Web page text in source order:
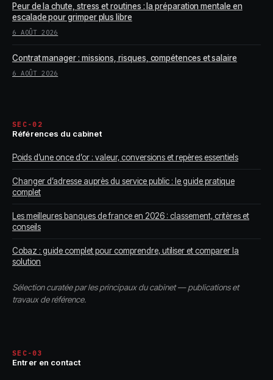
Peur de la chute, stress et routines : la préparation mentale en
escalade pour grimper plus libre
6 AOÛT 2026
Contrat manager : missions, risques, compétences et salaire
6 AOÛT 2026
SEC-02
Références du cabinet
Poids d’une once d’or : valeur, conversions et repères essentiels
Changer d’adresse auprès du service public : le guide pratique
complet
Les meilleures banques de france en 2026 : classement, critères et
conseils
Cobaz : guide complet pour comprendre, utiliser et comparer la
solution
Sélection curatée par les principaux du cabinet — publications et
travaux de référence.
SEC-03
Entrer en contact